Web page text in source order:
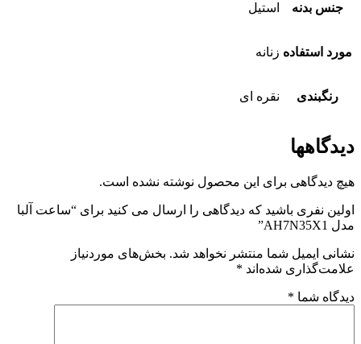
جنس بدنه استیل
مورد استفاده زنانه
رنگبندی نقره ای
دیدگاهها
هیچ دیدگاهی برای این محصول نوشته نشده است.
اولین نفری باشید که دیدگاهی را ارسال می کنید برای “ساعت آلبا
مدل AH7N35X1”
نشانی ایمیل شما منتشر نخواهد شد. بخش‌های موردنیاز
علامت‌گذاری شده‌اند *
دیدگاه شما *